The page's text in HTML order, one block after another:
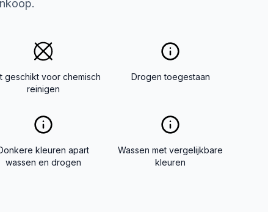
geschikt voor chemisch
reinigen
Drogen toegestaan
kleuren apart
wassen en drogen
Wassen met vergelijkbare
kleuren